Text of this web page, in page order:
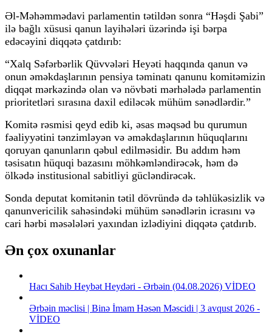
Əl-Məhəmmədavi parlamentin tətildən sonra “Həşdi Şabi”
ilə bağlı xüsusi qanun layihələri üzərində işi bərpa
edəcəyini diqqətə çatdırıb:
“Xalq Səfərbərlik Qüvvələri Heyəti haqqında qanun və
onun əməkdaşlarının pensiya təminatı qanunu komitəmizin
diqqət mərkəzində olan və növbəti mərhələdə parlamentin
prioritetləri sırasına daxil ediləcək mühüm sənədlərdir.”
Komitə rəsmisi qeyd edib ki, əsas məqsəd bu qurumun
fəaliyyətini tənzimləyən və əməkdaşlarının hüquqlarını
qoruyan qanunların qəbul edilməsidir. Bu addım həm
təsisatın hüquqi bazasını möhkəmləndirəcək, həm də
ölkədə institusional sabitliyi gücləndirəcək.
Sonda deputat komitənin tətil dövründə də təhlükəsizlik və
qanunvericilik sahəsindəki mühüm sənədlərin icrasını və
cari hərbi məsələləri yaxından izlədiyini diqqətə çatdırıb.
Ən çox oxunanlar
Hacı Sahib Heybət Heydəri - Ərbəin (04.08.2026) VİDEO
Ərbəin məclisi | Binə İmam Həsən Məscidi | 3 avqust 2026 -
VİDEO